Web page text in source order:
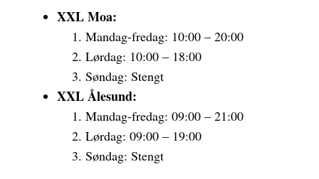
XXL Moa:
Mandag-fredag: 10:00 – 20:00
Lørdag: 10:00 – 18:00
Søndag: Stengt
XXL Ålesund:
Mandag-fredag: 09:00 – 21:00
Lørdag: 09:00 – 19:00
Søndag: Stengt